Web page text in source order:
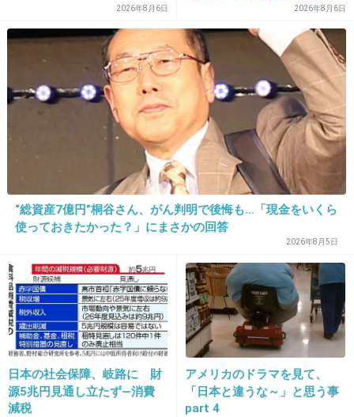
情報好きには気をつけろ！
+21 -2
絶対に秘密を守れない女。
「誰にも言わないから」という言葉は信用でき
ない。
27. 匿名2012/11/21(水) 14:48:16
30過ぎなのに毎週のようにコスプレイベントに行ってる
女、恐いｗ
+7 -4
2026年8月6日
決めんな」一部視聴者から違
和感
2026年8月6日
“総資産7億円”桐谷さん、がん判明で後悔も…「現金をいくら
使っておきたかった？」にまさかの回答
2026年8月5日
日本の社会保障、岐路に 財
源5兆円見通し立たず―消費
減税
アメリカのドラマを見て、
「日本と違うな～」と思う事
part 4